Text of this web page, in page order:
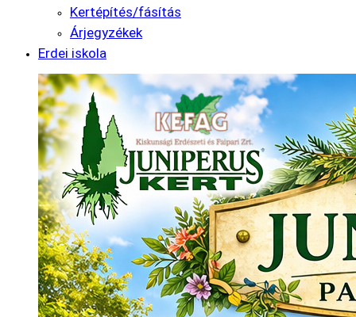
Kertépítés/fásítás
Árjegyzékek
Erdei iskola